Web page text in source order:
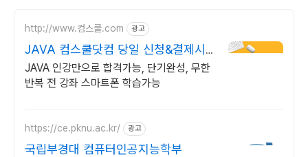
http://www.컴스쿨.com 광고
JAVA 컴스쿨닷컴 당일 신청&결제시
기프티콘!
JAVA 인강만으로 합격가능, 단기완성, 무한
반복 전 강좌 스마트폰 학습가능
https://ce.pknu.ac.kr/ 광고
국립부경대 컴퓨터인공지능학부